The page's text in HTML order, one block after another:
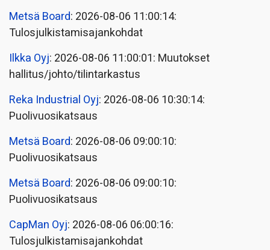
Metsä Board: 2026-08-06 11:00:14:
Tulosjulkistamisajankohdat
Ilkka Oyj: 2026-08-06 11:00:01: Muutokset
hallitus/johto/tilintarkastus
Reka Industrial Oyj: 2026-08-06 10:30:14:
Puolivuosikatsaus
Metsä Board: 2026-08-06 09:00:10:
Puolivuosikatsaus
Metsä Board: 2026-08-06 09:00:10:
Puolivuosikatsaus
CapMan Oyj: 2026-08-06 06:00:16:
Tulosjulkistamisajankohdat